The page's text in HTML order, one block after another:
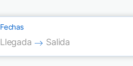
Fechas
Press the down arrow key to
Llegada
Press the down
Salida